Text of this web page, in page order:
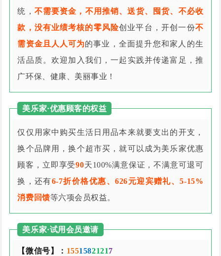
统， 不需要资金，不用推销、送货、囤货、不必收
款，没有业绩考核的零风险创业平台，开创一份不
需资金且人人可为的事业，全面提升您和家人的生
活品质。欢迎加入我们，一起实践并传递富足，推
广环保、健康、美丽事业！
美乐家·优惠顾客的权益
仅仅用家中购买生活日用品本来就要支出的开支，
换个品牌用，换个超市买，就可以成为美乐家优惠
顾客，立即享受90天100%满意保证，不满意可退可
换，还有6-7折价格优惠、626元迎宾赠礼、5-15%
消费回馈等六项会员权益。
美乐家·试用会员邀请
【微信号】： 15515821217